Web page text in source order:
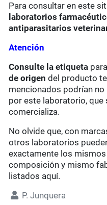
Para consultar en este
laboratorios
antiparasitarios
Atención
Consulte la etiqueta
de origen del producto
mencionados podrían
por este laboratorio, que
comercializa.
No olvide que, con
otros laboratorios
exactamente los
composición y mismo
listados aquí.
P. Junquera